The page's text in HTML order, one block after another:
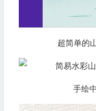
超简单的
手绘